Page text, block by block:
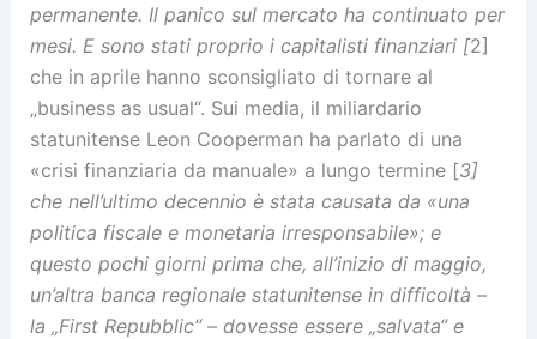
permanente. Il panico sul mercato ha continuato per
mesi. E sono stati proprio i capitalisti finanziari [2]
che in aprile hanno sconsigliato di tornare al
„business as usual“. Sui media, il miliardario
statunitense Leon Cooperman ha parlato di una
«crisi finanziaria da manuale» a lungo termine [3]
che nell’ultimo decennio è stata causata da «una
politica fiscale e monetaria irresponsabile»; e
questo pochi giorni prima che, all’inizio di maggio,
un’altra banca regionale statunitense in difficoltà –
la „First Repubblic“ – dovesse essere „salvata“ e